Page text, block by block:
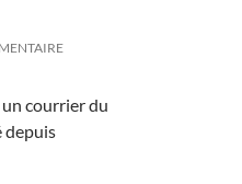
courrier du
depuis